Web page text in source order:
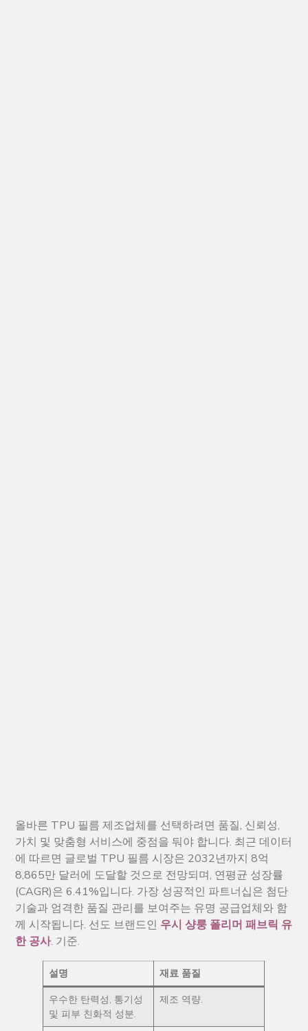
올바른 TPU 필름 제조업체를 선택하려면 품질, 신뢰성,
가치 및 맞춤형 서비스에 중점을 둬야 합니다. 최근 데이터
에 따르면 글로벌 TPU 필름 시장은 2032년까지 8억
8,865만 달러에 도달할 것으로 전망되며, 연평균 성장률
(CAGR)은 6.41%입니다. 가장 성공적인 파트너십은 첨단
기술과 엄격한 품질 관리를 보여주는 유명 공급업체와 함
께 시작됩니다. 선도 브랜드인 우시 샹룽 폴리머 패브릭 유
한 공사. 기준.
설명
재료 품질
우수한 탄력성, 통기성
및 피부 친화적 성분.
제조 역량.